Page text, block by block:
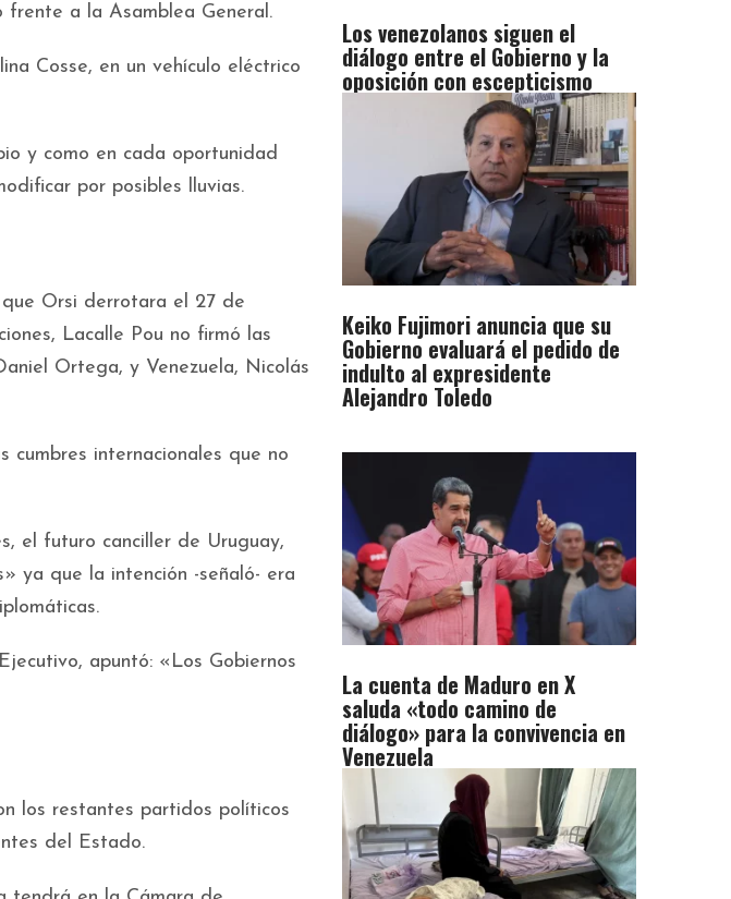
a la Asamblea General.
Cosse, en un vehículo eléctrico
y como en cada oportunidad
por posibles lluvias.
Orsi derrotara el 27 de
Lacalle Pou no firmó las
Ortega, y Venezuela, Nicolás
cumbres internacionales que no
el futuro canciller de Uruguay,
ya que la intención -señaló- era
apuntó: «Los Gobiernos
los restantes partidos políticos
del Estado.
Los venezolanos siguen el
diálogo entre el Gobierno y la
oposición con escepticismo
Keiko Fujimori anuncia que su
Gobierno evaluará el pedido de
indulto al expresidente
Alejandro Toledo
La cuenta de Maduro en X
saluda «todo camino de
diálogo» para la convivencia en
Venezuela